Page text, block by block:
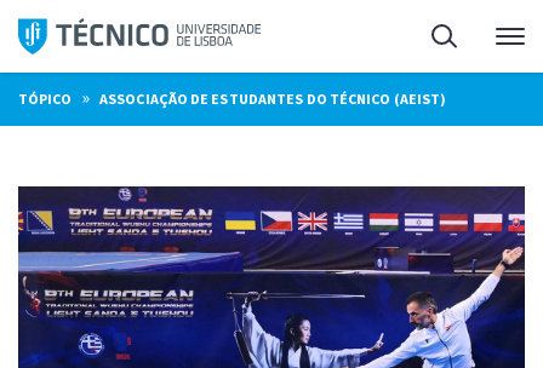
Saltar
para
o
conteúdo
Pesquisa
TÓPICO » ASSOCIAÇÃO DE ESTUDANTES DO TÉCNICO (AEIST)